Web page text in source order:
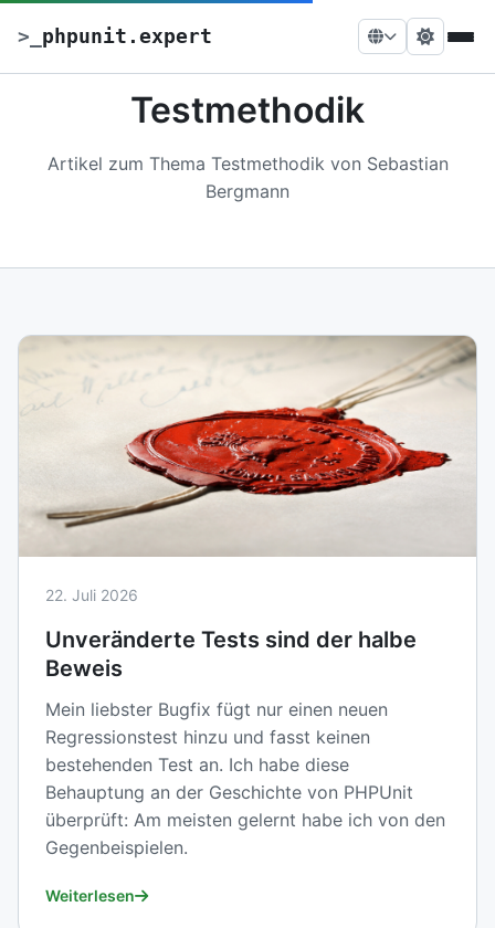
> phpunit.expert
Testmethodik
Artikel zum Thema Testmethodik von Sebastian
Bergmann
22. Juli 2026
Unveränderte Tests sind der halbe
Beweis
Mein liebster Bugfix fügt nur einen neuen
Regressionstest hinzu und fasst keinen
bestehenden Test an. Ich habe diese
Behauptung an der Geschichte von PHPUnit
überprüft: Am meisten gelernt habe ich von den
Gegenbeispielen.
Weiterlesen